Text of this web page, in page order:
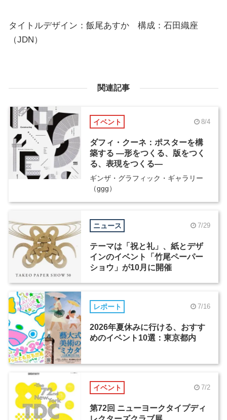
タイトルデザイン：飯尾あすか 構成：石田織座
（JDN）
関連記事
イベント 8/4
ダフィ・クーネ：ポスターを構
築する ―形をつくる、版をつく
る、表現をつくる―
ギンザ・グラフィック・ギャラリー
（ggg）
ニュース 7/29
テーマは「祝と礼」、紙とデザ
インのイベント「竹尾ペーパー
ショウ」が10月に開催
レポート 7/16
2026年夏休みに行ける、おすす
めのイベント10選：東京都内
イベント 7/2
第72回 ニューヨークタイプディ